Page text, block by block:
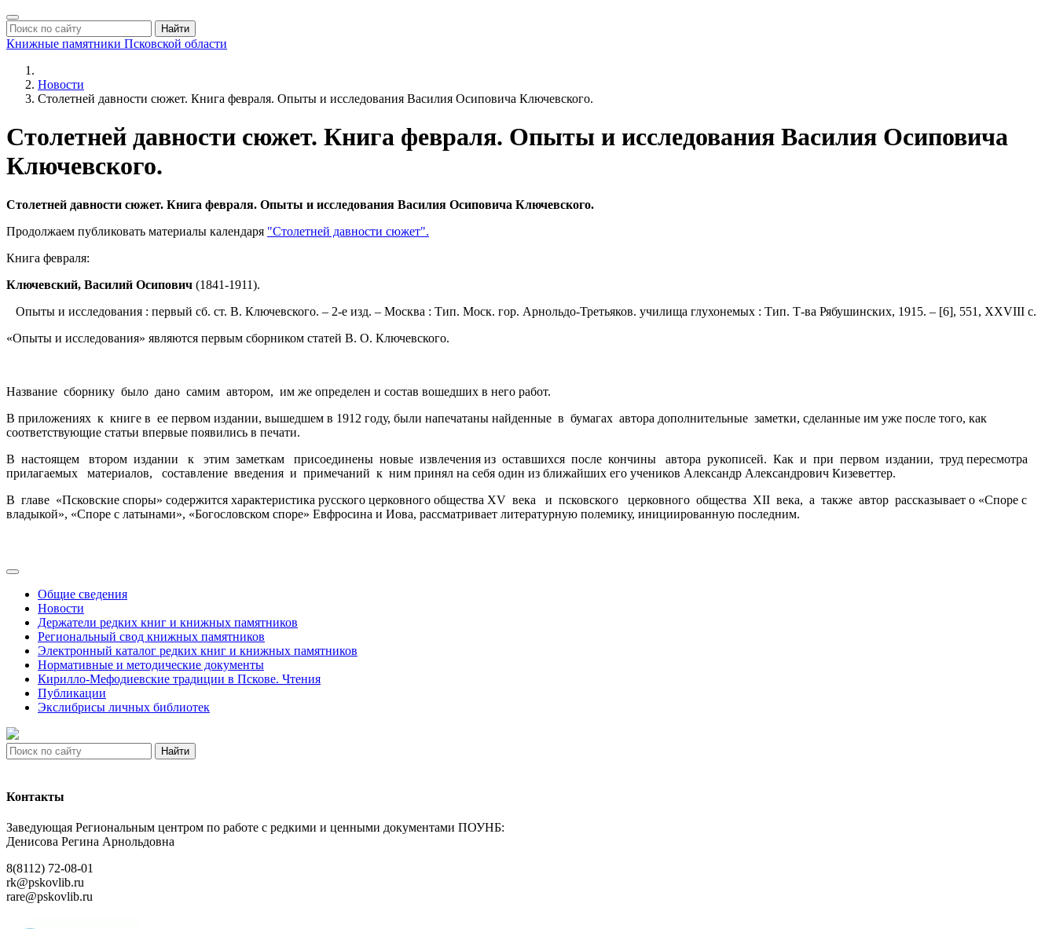
Найти
Книжные памятники Псковской области
Новости
Столетней давности сюжет. Книга февраля. Опыты и исследования Василия Осиповича Ключевского.
Столетней давности сюжет. Книга февраля. Опыты и исследования Василия Осиповича
Ключевского.
Столетней давности сюжет. Книга февраля. Опыты и исследования Василия Осиповича Ключевского.
Продолжаем публиковать материалы календаря "Столетней давности сюжет".
Книга февраля:
Ключевский, Василий Осипович (1841-1911).
Опыты и исследования : первый сб. ст. В. Ключевского. – 2-е изд. – Москва : Тип. Моск. гор. Арнольдо-Третьяков. училища глухонемых : Тип. Т-ва Рябушинских, 1915. – [6], 551, XXVIII с.
«Опыты и исследования» являются первым сборником статей В. О. Ключевского.
Название сборнику было дано самим автором, им же определен и состав вошедших в него работ.
В приложениях к книге в ее первом издании, вышедшем в 1912 году, были напечатаны найденные в бумагах автора дополнительные заметки, сделанные им уже после того, как
соответствующие статьи впервые появились в печати.
В настоящем втором издании к этим заметкам присоединены новые извлечения из оставшихся после кончины автора рукописей. Как и при первом издании, труд пересмотра
прилагаемых материалов, составление введения и примечаний к ним принял на себя один из ближайших его учеников Александр Александрович Кизеветтер.
В главе «Псковские споры» содержится характеристика русского церковного общества XV века и псковского церковного общества XII века, а также автор рассказывает о «Споре с
владыкой», «Споре с латынами», «Богословском споре» Евфросина и Иова, рассматривает литературную полемику, инициированную последним.
Общие сведения
Новости
Держатели редких книг и книжных памятников
Региональный свод книжных памятников
Электронный каталог редких книг и книжных памятников
Нормативные и методические документы
Кирилло-Мефодиевские традиции в Пскове. Чтения
Публикации
Экслибрисы личных библиотек
Найти
Контакты
Заведующая Региональным центром по работе с редкими и ценными документами ПОУНБ:
Денисова Регина Арнольдовна
8(8112) 72-08-01
rk@pskovlib.ru
rare@pskovlib.ru